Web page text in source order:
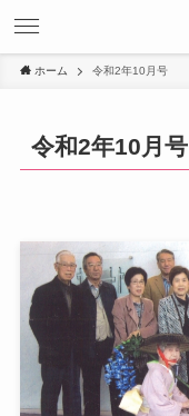
ホーム 令和2年10月号
令和2年10月号